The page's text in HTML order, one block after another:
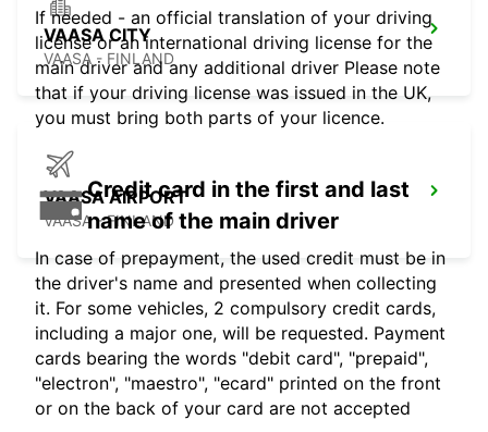
VAASA CITY
VAASA - FINLAND
VAASA AIRPORT
VAASA - FINLAND
If needed - an official translation of your driving
license or an international driving license for the
main driver and any additional driver Please note
that if your driving license was issued in the UK,
you must bring both parts of your licence.
Credit card in the first and last
name of the main driver
In case of prepayment, the used credit must be in
the driver's name and presented when collecting
it. For some vehicles, 2 compulsory credit cards,
including a major one, will be requested. Payment
cards bearing the words "debit card", "prepaid",
"electron", "maestro", "ecard" printed on the front
or on the back of your card are not accepted